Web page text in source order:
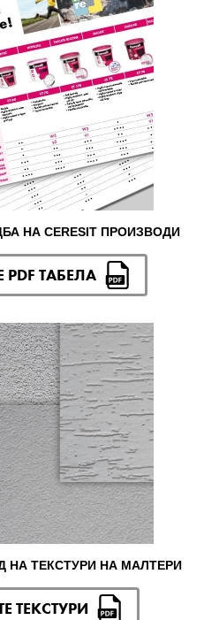
НА CERESIT ПРОИЗВОДИ
PDF ТАБЕЛА
НА ТЕКСТУРИ НА МАЛТЕРИ
ТЕКСТУРИ